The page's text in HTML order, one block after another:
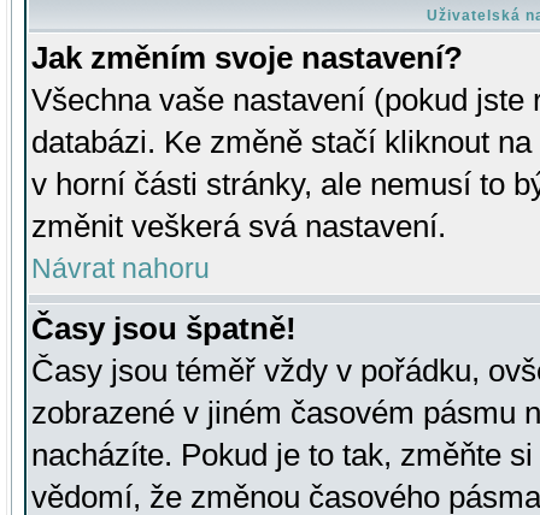
Uživatelská
Jak změním svoje nastavení?
Všechna vaše nastavení (pokud
databázi. Ke změně stačí kliknout
v horní části stránky, ale nemusí to
změnit veškerá svá nastavení.
Návrat nahoru
Časy jsou špatně!
Časy jsou téměř vždy v pořádku,
zobrazené v jiném časovém pásmu
nacházíte. Pokud je to tak, změňte
vědomí, že změnou časového